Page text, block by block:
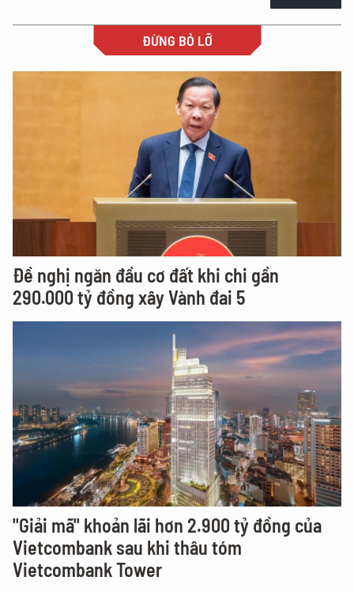
ĐỪNG BỎ LỠ
Đề nghị ngăn đầu cơ đất khi chi gần
290.000 tỷ đồng xây Vành đai 5
"Giải mã" khoản lãi hơn 2.900 tỷ đồng của
Vietcombank sau khi thâu tóm
Vietcombank Tower